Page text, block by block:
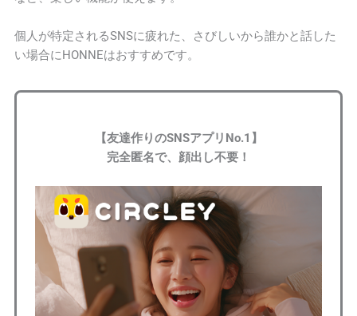
個人が特定されるSNSに疲れた、さびしいから誰かと話した
い場合にHONNEはおすすめです。
【友達作りのSNSアプリNo.1】
完全匿名で、顔出し不要！